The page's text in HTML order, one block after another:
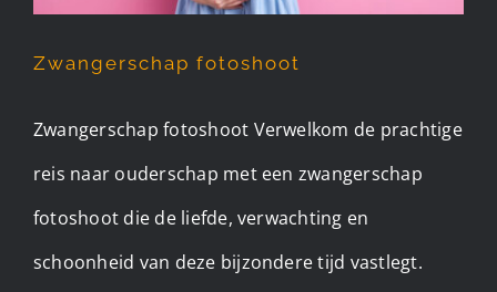
Zwangerschap fotoshoot
Zwangerschap fotoshoot Verwelkom de prachtige
reis naar ouderschap met een zwangerschap
fotoshoot die de liefde, verwachting en
schoonheid van deze bijzondere tijd vastlegt.